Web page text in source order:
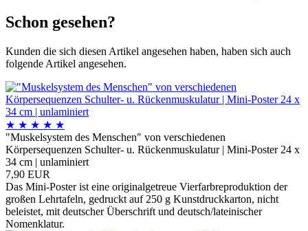
Schon gesehen?
Kunden die sich diesen Artikel angesehen haben, haben sich auch
folgende Artikel angesehen.
★ ★ ★ ★ ★
"Muskelsystem des Menschen" von verschiedenen
Körpersequenzen Schulter- u. Rückenmuskulatur | Mini-Poster 24 x
34 cm | unlaminiert
7,90 EUR
Das Mini-Poster ist eine originalgetreue Vierfarbreproduktion der
großen Lehrtafeln, gedruckt auf 250 g Kunstdruckkarton, nicht
beleistet, mit deutscher Überschrift und deutsch/lateinischer
Nomenklatur.